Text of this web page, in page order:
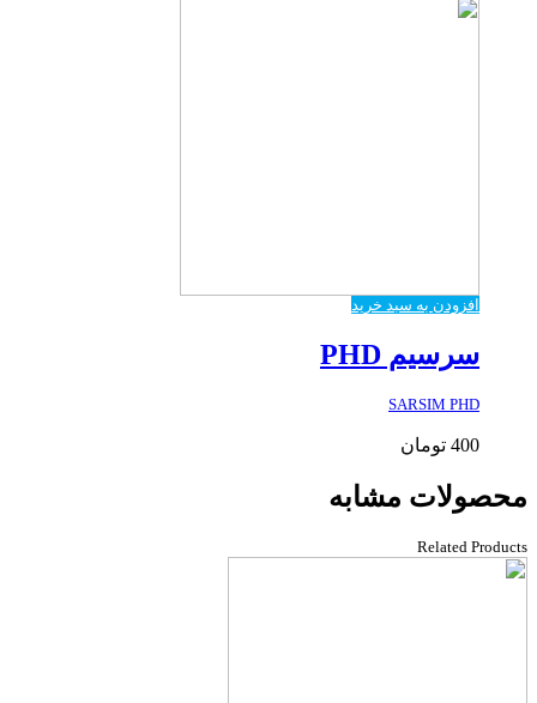
افزودن به سبد خرید
سرسیم PHD
SARSIM PHD
400 تومان
محصولات مشابه
Related Products